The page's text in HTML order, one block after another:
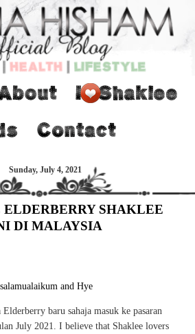
Sunday, July 4, 2021
SHAKLEE
DI MALAYSIA
and Hye
baru sahaja masuk ke pasaran
July 2021. I believe that Shaklee lovers